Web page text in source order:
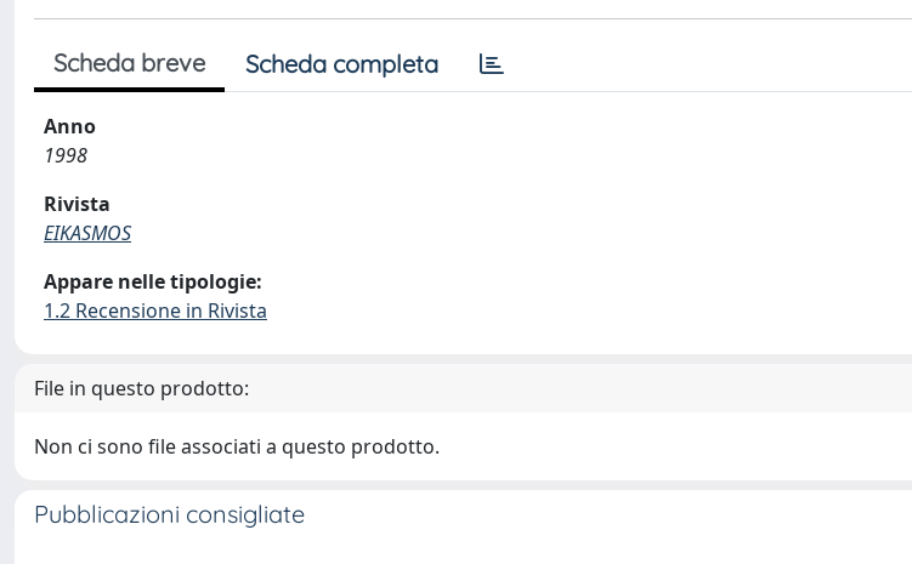
Scheda breve Scheda completa
Anno
1998
Rivista
EIKASMOS
Appare nelle tipologie:
1.2 Recensione in Rivista
File in questo prodotto:
Non ci sono file associati a questo prodotto.
Pubblicazioni consigliate